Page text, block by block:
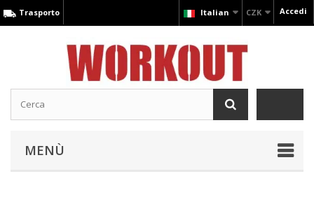
Accedi
CZK
Italian
Trasporto
MENÙ